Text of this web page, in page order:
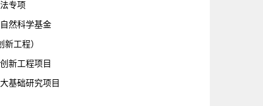
专项
然科学基金
工程）
新工程项目
基础研究项目